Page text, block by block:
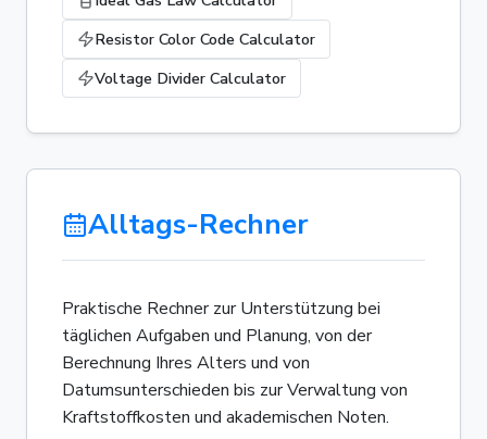
Resistor Color Code Calculator
Voltage Divider Calculator
Alltags-Rechner
Praktische Rechner zur Unterstützung bei
täglichen Aufgaben und Planung, von der
Berechnung Ihres Alters und von
Datumsunterschieden bis zur Verwaltung von
Kraftstoffkosten und akademischen Noten.